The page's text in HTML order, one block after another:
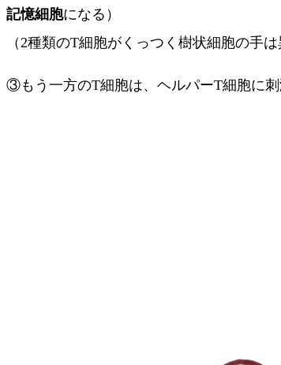
記憶細胞になる）
（2種類のT細胞がくっつく樹状細胞の手
③もう一方のT細胞は、ヘルパーT細胞に